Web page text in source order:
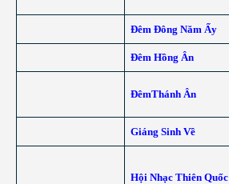
Đêm Đông Năm Ấy
Đêm Hồng Ân
ĐêmThánh Ân
Giáng Sinh Về
Hội Nhạc Thiên Quốc